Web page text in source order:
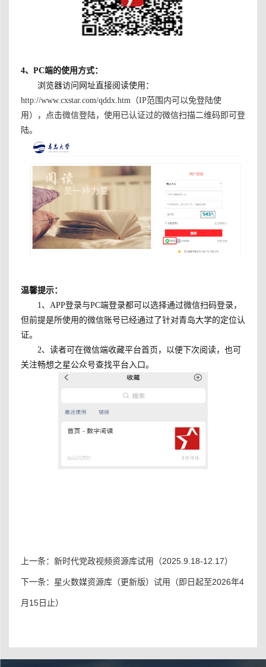
4、PC端的使用方式：
浏览器访问网址直接阅读使用：
http://www.cxstar.com/qddx.htm （IP范围内可以免登陆使
用），点击微信登陆，使用已认证过的微信扫描二维码即可登
陆。
温馨提示：
1、APP登录与PC端登录都可以选择通过微信扫码登录，
但前提是所使用的微信账号已经通过了针对青岛大学的定位认
证。
2、读者可在微信端收藏平台首页，以便下次阅读，也可
关注畅想之星公众号查找平台入口。
上一条： 新时代党政视频资源库试用（2025.9.18-12.17）
下一条： 星火数媒资源库（更新版）试用（即日起至2026年4
月15日止）